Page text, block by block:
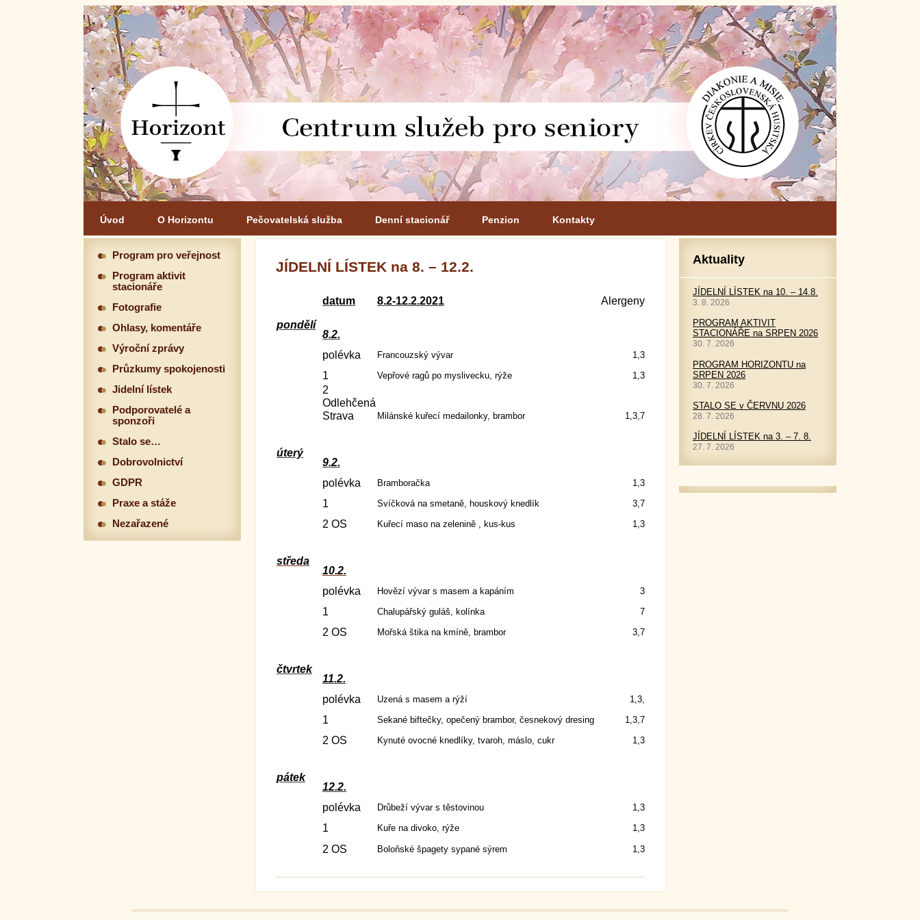
Úvod O Horizontu Pečovatelská služba Denní stacionář Penzion Kontakty
JÍDELNÍ LÍSTEK na 8. – 12.2.
datum 8.2-12.2.2021 Alergeny
pondělí
8.2.
polévka
Francouzský vývar 1,3
1 Vepřové ragů po myslivecku, rýže 1,3
2
Odlehčená
Strava
Milánské kuřecí medailonky, brambor 1,3,7
úterý
9.2.
polévka
Bramboračka 1,3
1 Svíčková na smetaně, houskový knedlík 3,7
2 OS Kuřecí maso na zelenině , kus-kus 1,3
středa
10.2.
polévka
Hovězí vývar s masem a kapáním 3
1 Chalupářský guláš, kolínka 7
2 OS Mořská štika na kmíně, brambor 3,7
čtvrtek
11.2.
polévka
Uzená s masem a rýží 1,3,
1 Sekané biftečky, opečený brambor, česnekový dresing 1,3,7
2 OS Kynuté ovocné knedlíky, tvaroh, máslo, cukr 1,3
pátek
12.2.
polévka
Drůbeží vývar s těstovinou 1,3
1 Kuře na divoko, rýže 1,3
2 OS Boloňské špagety sypané sýrem 1,3
Program pro veřejnost
Program aktivit
stacionáře
Fotografie
Ohlasy, komentáře
Výroční zprávy
Průzkumy spokojenosti
Jidelní lístek
Podporovatelé a
sponzoři
Stalo se…
Dobrovolnictví
GDPR
Praxe a stáže
Nezařazené
Aktuality
JÍDELNÍ LÍSTEK na 10. – 14.8.
3. 8. 2026
PROGRAM AKTIVIT
STACIONÁŘE na SRPEN 2026
30. 7. 2026
PROGRAM HORIZONTU na
SRPEN 2026
30. 7. 2026
STALO SE v ČERVNU 2026
28. 7. 2026
JÍDELNÍ LÍSTEK na 3. – 7. 8.
27. 7. 2026